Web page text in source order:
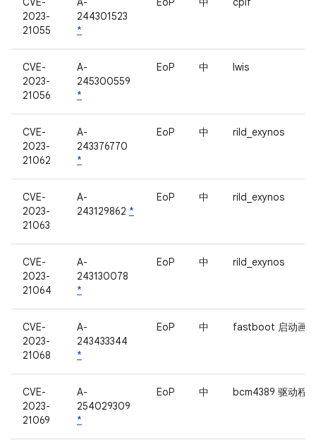
2023-
21055
244301523
*
CVE-
2023-
21056
A-
245300559
*
EoP 中 lwis
CVE-
2023-
21062
A-
243376770
*
EoP 中 rild_exynos
CVE-
2023-
21063
A-
243129862 *
EoP 中 rild_exynos
CVE-
2023-
21064
A-
243130078
*
EoP 中 rild_exynos
CVE-
2023-
21068
A-
243433344
*
EoP 中 fastboot 启动画
CVE-
2023-
21069
A-
254029309
*
EoP 中 bcm4389 驱动程